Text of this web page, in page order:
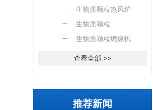
生物质颗粒热风炉
生物质颗粒
生物质颗粒燃烧机
查看全部 >>
推荐新闻